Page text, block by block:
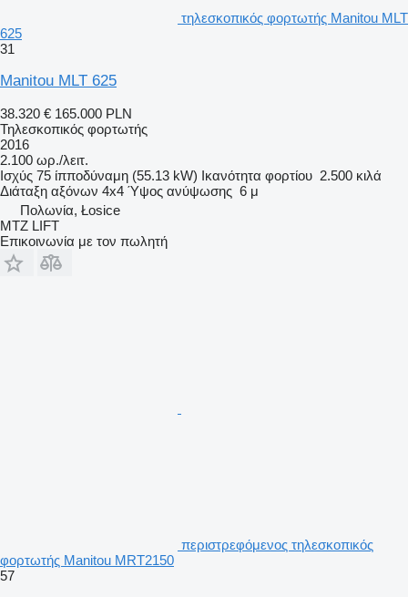
τηλεσκοπικός φορτωτής Manitou MLT
625
31
Manitou MLT 625
38.320 € 165.000 PLN
Τηλεσκοπικός φορτωτής
2016
2.100 ωρ./λειτ.
Ισχύς 75 ίπποδύναμη (55.13 kW) Ικανότητα φορτίου 2.500 κιλά
Διάταξη αξόνων 4x4 Ύψος ανύψωσης 6 μ
Πολωνία, Łosice
MTZ LIFT
Επικοινωνία με τον πωλητή
περιστρεφόμενος τηλεσκοπικός
φορτωτής Manitou MRT2150
57